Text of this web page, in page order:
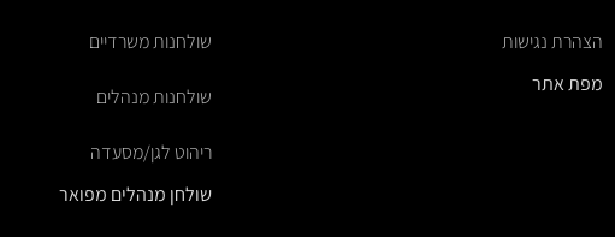
שולחנות משרדיים
שולחנות מנהלים
ריהוט לגן/מסעדה
שולחן מנהלים מפואר
הצהרת נגישות
מפת אתר